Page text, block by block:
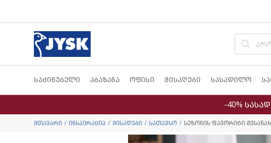
საძინებელი აბაზანა ოფისი მისაღები სასადილო
-40%
მთავარი ინსპირაცია მისაღები სათავსო სეზონის ფავორიტი